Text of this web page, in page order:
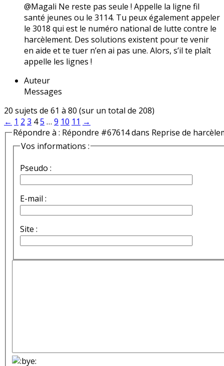
@Magali Ne reste pas seule ! Appelle la ligne fil
santé jeunes ou le 3114. Tu peux également appeler
le 3018 qui est le numéro national de lutte contre le
harcèlement. Des solutions existent pour te venir
en aide et te tuer n’en ai pas une. Alors, s’il te plaît
appelle les lignes !
Auteur
Messages
20 sujets de 61 à 80 (sur un total de 208)
← 1 2 3 45 … 9 10 11 →
Répondre à : Répondre #67614 dans Reprise de
Vos informations :
Pseudo :
E-mail :
Site :